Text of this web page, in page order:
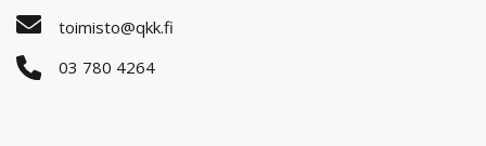
toimisto@qkk.fi
03 780 4264